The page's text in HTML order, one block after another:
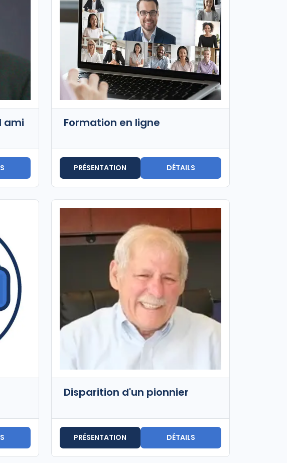
ami
Formation en ligne
PRÉSENTATION DÉTAILS
Disparition d'un pionnier
PRÉSENTATION DÉTAILS